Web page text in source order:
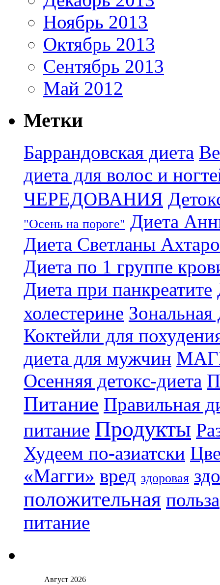
Ноябрь 2013
Октябрь 2013
Сентябрь 2013
Май 2012
Метки
Баррандовская диета
диета для волос и
ЧЕРЕДОВАНИЯ
"Осень на пороге" Диета
Диета Светланы
Диета по 1 группе
Диета при панкреатите
холестерине Зональная
Коктейли для
диета для мужчин
Осенняя детокс-диета
Питание Правильная
питание Продукты
Худеем по-азиатски
«Магги» вред здоровая
положительная польза
питание
Август 2026